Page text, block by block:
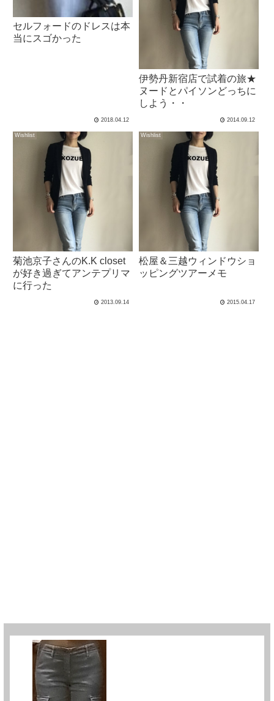
セルフォードのドレスは本
当にスゴかった
2018.04.12
伊勢丹新宿店で試着の旅★
ヌードとパイソンどっちに
しよう・・
2014.09.12
Wishlist
菊池京子さんのK.K closet
が好き過ぎてアンテプリマ
に行った
2013.09.14
Wishlist
松屋＆三越ウィンドウショ
ッピングツアーメモ
2015.04.17